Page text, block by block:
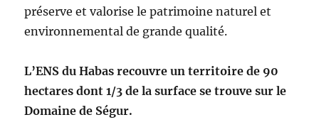
préserve et valorise le patrimoine naturel et
environnemental de grande qualité.
L’ENS du Habas recouvre un territoire de 90
hectares dont 1/3 de la surface se trouve sur le
Domaine de Ségur.